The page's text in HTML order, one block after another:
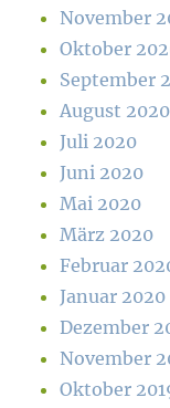
November
Oktober
September
August 2020
Juli 2020
Juni 2020
Mai 2020
März 2020
Februar
Januar 2020
Dezember
November
Oktober